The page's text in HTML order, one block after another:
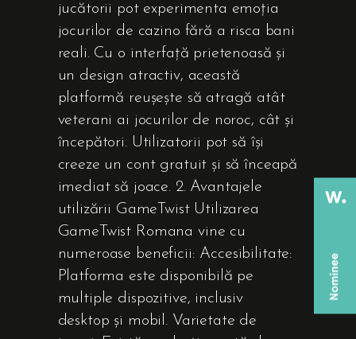
jucătorii pot experimenta emoția
jocurilor de cazino fără a risca bani
reali. Cu o interfață prietenoasă și
un design atractiv, această
platformă reușește să atragă atât
veterani ai jocurilor de noroc, cât și
începători. Utilizatorii pot să își
creeze un cont gratuit și să înceapă
imediat să joace. 2. Avantajele
utilizării GameTwist Utilizarea
GameTwist Romana vine cu
numeroase beneficii: Accesibilitate:
Platforma este disponibilă pe
multiple dispozitive, inclusiv
desktop și mobil. Varietate de